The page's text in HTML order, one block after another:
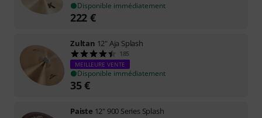
Disponible immédiatement
222 €
Zultan 12" Aja Splash
185
MEILLEURE VENTE
Disponible immédiatement
35€
Paiste 12" 900 Series Splash